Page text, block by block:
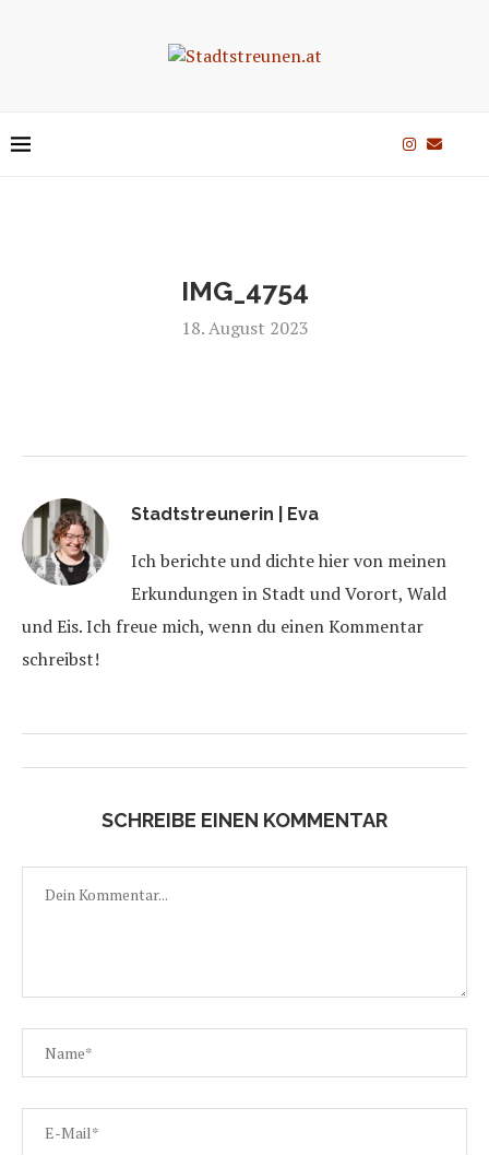
IMG_4754
18. August 2023
Stadtstreunerin | Eva
Ich berichte und dichte hier von meinen
Erkundungen in Stadt und Vorort, Wald
und Eis. Ich freue mich, wenn du einen Kommentar
schreibst!
SCHREIBE EINEN KOMMENTAR